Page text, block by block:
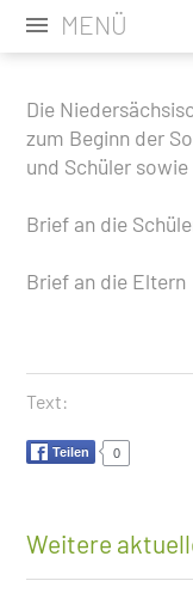
MENÜ
Die
zum Beginn der
und Schüler
Brief an die
Brief an die Eltern
Text:
Teilen 0
Weitere